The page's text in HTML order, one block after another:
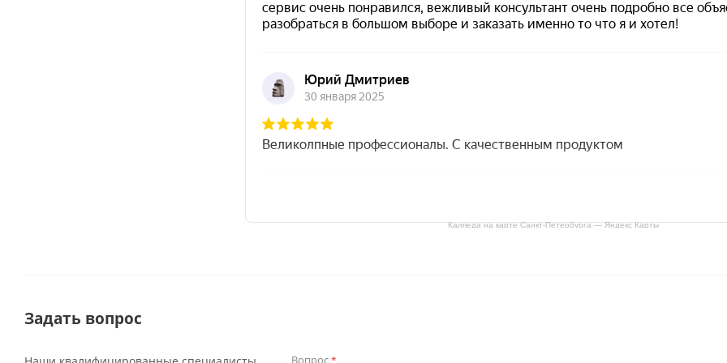
Калпеда на карте Санкт‑Петербурга — Яндекс Карты
Задать вопрос
Вопрос*